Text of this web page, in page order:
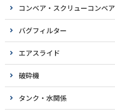
コンベア・スクリューコンベア
バグフィルター
エアスライド
破砕機
タンク・水関係